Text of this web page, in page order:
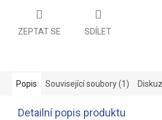
ZEPTAT SE SDÍLET
Popis Související soubory (1)
Detailní popis produktu